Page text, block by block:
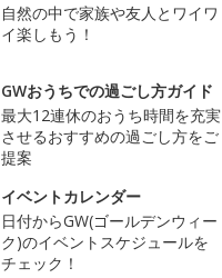
自然の中で家族や友人とワイワ
イ楽しもう！
GWおうちでの過ごし方ガイド
最大12連休のおうち時間を充実
させるおすすめの過ごし方をご
提案
イベントカレンダー
日付からGW(ゴールデンウィー
ク)のイベントスケジュールを
チェック！